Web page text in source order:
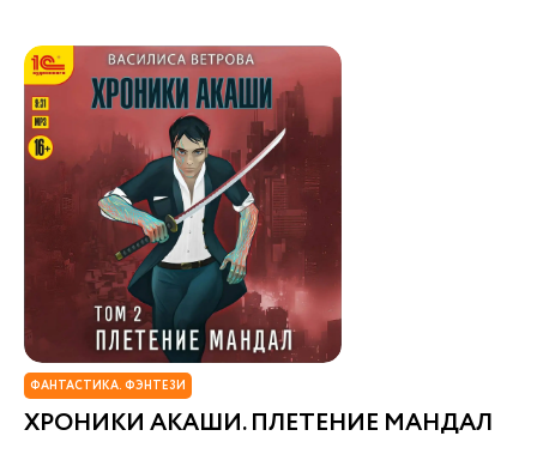
ФАНТАСТИКА. ФЭНТЕЗИ
ХРОНИКИ АКАШИ. ПЛЕТЕНИЕ МАНДАЛ